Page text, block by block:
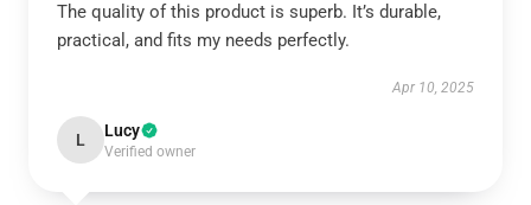
The quality of this product is superb. It’s durable,
practical, and fits my needs perfectly.
Apr 10, 2025
L Lucy
Verified owner